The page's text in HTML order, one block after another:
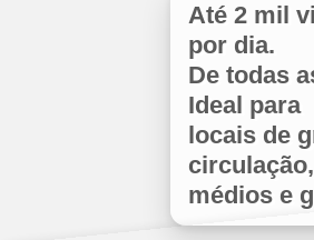
Até 2 mil
por dia.
De todas
Ideal para
locais de
médios e